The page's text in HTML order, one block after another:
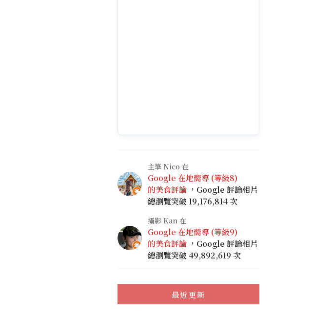
主筆 Nico 在
Google 在地嚮導 (等級8)
的美食評論 ，Google 評論相片
總瀏覽突破 19,176,814 次
攝影 Kan 在
Google 在地嚮導 (等級9)
的美食評論 ，Google 評論相片
總瀏覽突破 49,892,619 次
最近更新